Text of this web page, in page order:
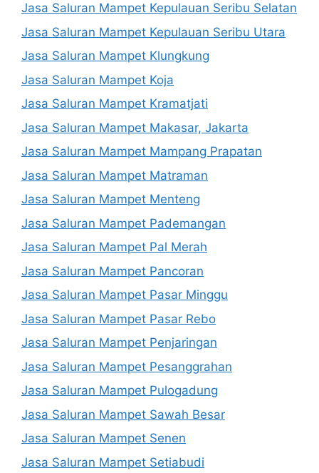
Jasa Saluran Mampet Kepulauan Seribu Selatan
Jasa Saluran Mampet Kepulauan Seribu Utara
Jasa Saluran Mampet Klungkung
Jasa Saluran Mampet Koja
Jasa Saluran Mampet Kramatjati
Jasa Saluran Mampet Makasar, Jakarta
Jasa Saluran Mampet Mampang Prapatan
Jasa Saluran Mampet Matraman
Jasa Saluran Mampet Menteng
Jasa Saluran Mampet Pademangan
Jasa Saluran Mampet Pal Merah
Jasa Saluran Mampet Pancoran
Jasa Saluran Mampet Pasar Minggu
Jasa Saluran Mampet Pasar Rebo
Jasa Saluran Mampet Penjaringan
Jasa Saluran Mampet Pesanggrahan
Jasa Saluran Mampet Pulogadung
Jasa Saluran Mampet Sawah Besar
Jasa Saluran Mampet Senen
Jasa Saluran Mampet Setiabudi